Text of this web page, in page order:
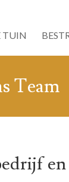
TUIN
Team